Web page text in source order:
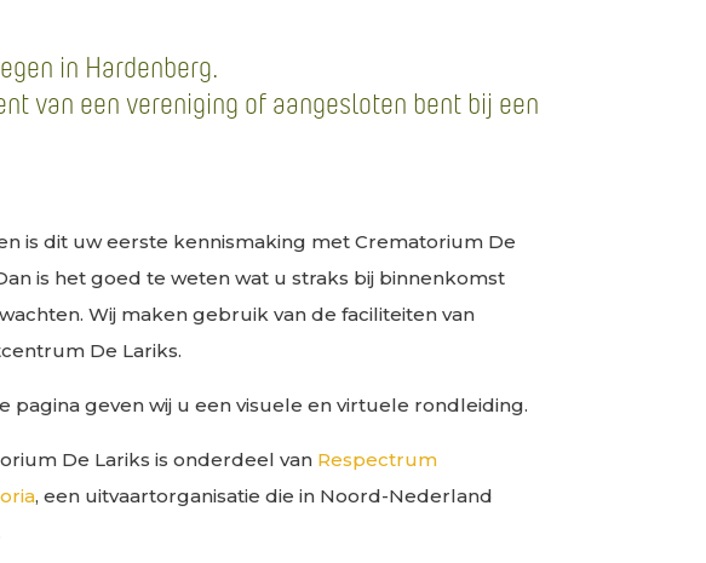
in Hardenberg.
van een vereniging of aangesloten bent bij een
is dit uw eerste kennismaking met Crematorium De
is het goed te weten wat u straks bij binnenkomst
Wij maken gebruik van de faciliteiten van
De Lariks.
pagina geven wij u een visuele en virtuele rondleiding.
De Lariks is onderdeel van Respectrum
, een uitvaartorganisatie die in Noord-Nederland